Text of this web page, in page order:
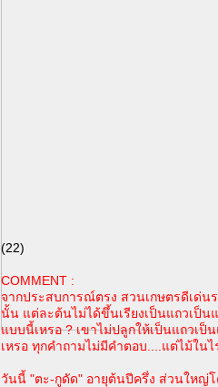
(22)
COMMENT :
จากประสบการณ์ตรง สวนเกษตรดีเด่น
นั้น แต่ละต้นไม่ได้ขึ้นเรียงเป็นแถวเป็น
แบบนี้เหรอ ? เขาไม่ปลูกให้เป็นแถวเป็
เหรอ ทุกคำถามไม่มีคำตอบ....แต่ไม้ใน
วันนี้ "ตะ-กูดัด" อายุต้นปีครึ่ง ส่วนใหญ่